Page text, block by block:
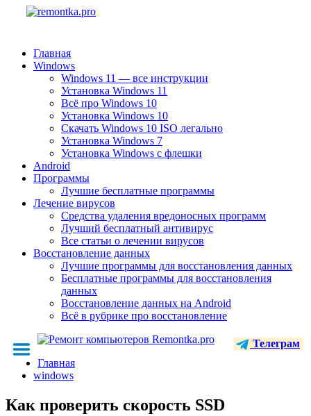
Главная
Windows
Windows 11 — все инструкции
Установка Windows 11
Всё про Windows 10
Установка Windows 10
Скачать Windows 10 ISO легально
Установка Windows 7
Установка Windows с флешки
Android
Программы
Лучшие бесплатные программы
Лечение вирусов
Средства удаления вредоносных программ
Лучший бесплатный антивирус
Все статьи о лечении вирусов
Восстановление данных
Лучшие программы для восстановления данных
Бесплатные программы для восстановления
данных
Восстановление данных на Android
Всё в рубрике про восстановление
Телеграм
Главная
windows
Как проверить скорость SSD